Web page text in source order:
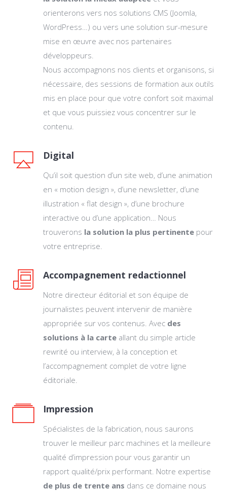
orienterons vers nos solutions CMS (Joomla,
WordPress…) ou vers une solution sur-mesure
mise en œuvre avec nos partenaires
développeurs.
Nous accompagnons nos clients et organisons, si
nécessaire, des sessions de formation aux outils
mis en place pour que votre confort soit maximal
et que vous puissiez vous concentrer sur le
contenu.
Digital
Qu’il soit question d’un site web, d’une animation
en « motion design », d’une newsletter, d’une
illustration « flat design », d’une brochure
interactive ou d’une application… Nous
trouverons la solution la plus pertinente pour
votre entreprise.
Accompagnement redactionnel
Notre directeur éditorial et son équipe de
journalistes peuvent intervenir de manière
appropriée sur vos contenus. Avec des
solutions à la carte allant du simple article
rewrité ou interview, à la conception et
l’accompagnement complet de votre ligne
éditoriale.
Impression
Spécialistes de la fabrication, nous saurons
trouver le meilleur parc machines et la meilleure
qualité d’impression pour vous garantir un
rapport qualité/prix performant. Notre expertise
de plus de trente ans dans ce domaine nous